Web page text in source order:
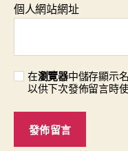
個人網站網址
在瀏覽器中儲存顯示
以供下次發佈留言時